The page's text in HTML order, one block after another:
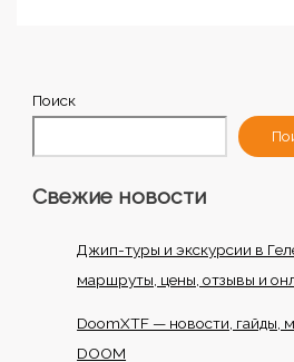
Поиск
Свежие новости
Джип-туры и экскурсии в
маршруты, цены, отзывы и
DoomXTF — новости, гайды,
DOOM